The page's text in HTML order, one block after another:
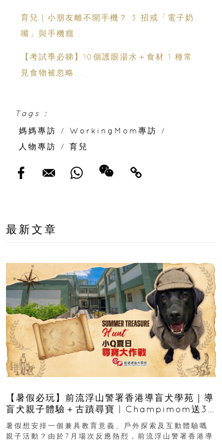
育兒｜小朋友離不開手機？ 3 招戒「電子奶
嘴」與手機癮
【考試季必睇】10個護眼湯水＋食材 1 種常
見食物被忽略...
Tags :
媽媽專訪
/ WorkingMom專訪
/
人物專訪
/ 育兒
最新文章
【暑假必玩】前流浮山警署香港導盲犬學苑｜導
盲犬親子體驗＋古蹟尋寶 | Champimom送3
組免費名額
暑假想安排一個兼具教育意義、戶外探索及互動體驗嘅
親子活動？由於7月場次反應熱烈，前流浮山警署香港導